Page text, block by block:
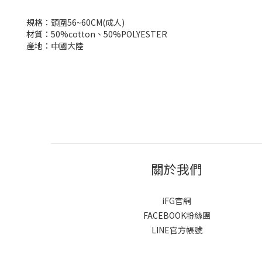
規格：頭圍56~60CM(成人)
材質：50%cotton、50%POLYESTER
產地：中國大陸
關於我們
iFG官網
FACEBOOK粉絲團
LINE官方帳號